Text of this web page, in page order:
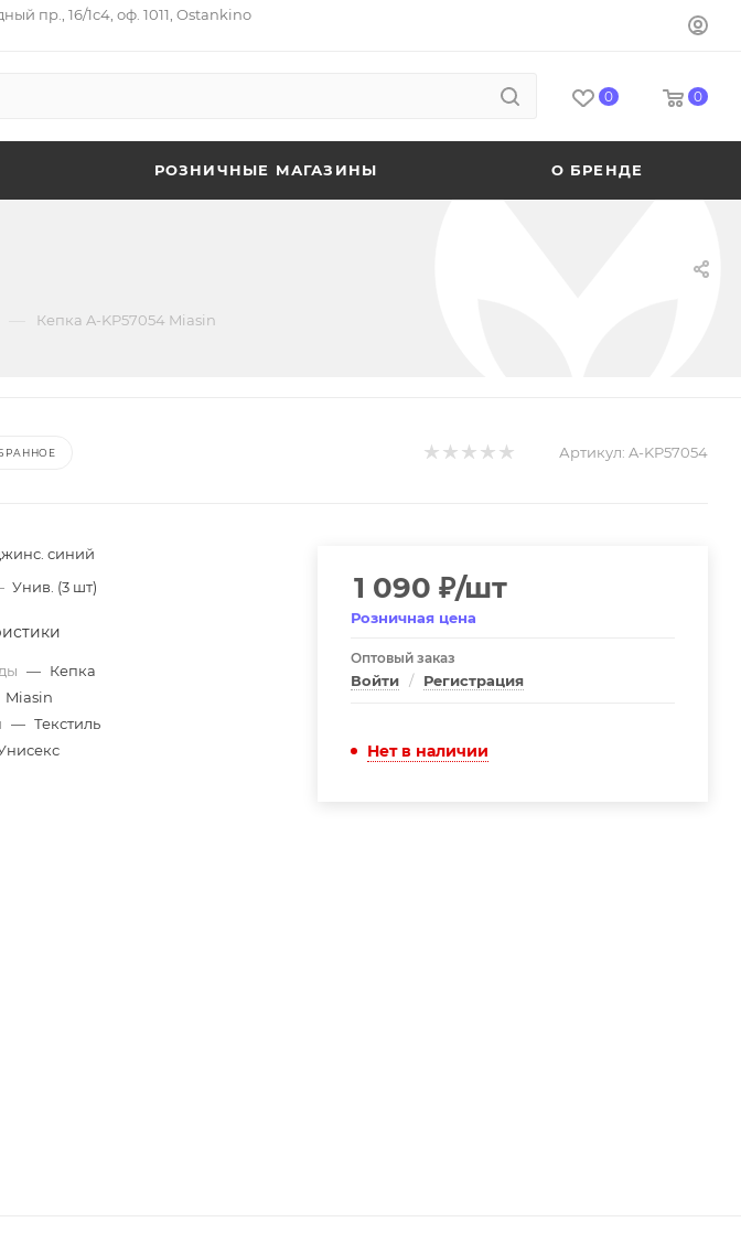
пр., 16/1с4, оф. 1011, Ostankino
0 0
РОЗНИЧНЫЕ МАГАЗИНЫ О БРЕНДЕ
Кепка A-KP57054 Miasin
Артикул: A-KP57054
синий
Унив. (3 шт)
— Кепка
Miasin
— Текстиль
1 090 ₽/шт
Розничная цена
Оптовый заказ
Войти / Регистрация
Нет в наличии